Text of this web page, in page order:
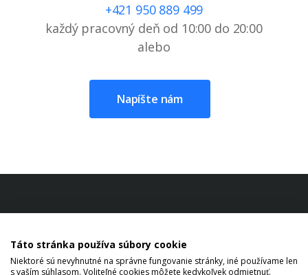
+421 950 889 499
každý pracovný deň od 10:00 do 20:00
alebo
Napíšte nám
Táto stránka používa súbory cookie
Niektoré sú nevyhnutné na správne fungovanie stránky, iné používame len
s vaším súhlasom. Voliteľné cookies môžete kedykoľvek odmietnuť.